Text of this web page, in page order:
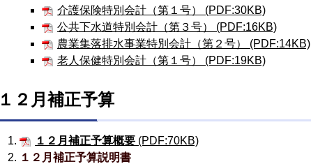
介護保険特別会計（第１号） (PDF:30KB)
公共下水道特別会計（第３号） (PDF:16KB)
農業集落排水事業特別会計（第２号） (PDF:14KB)
老人保健特別会計（第１号） (PDF:19KB)
１２月補正予算
１２月補正予算概要 (PDF:70KB)
１２月補正予算説明書